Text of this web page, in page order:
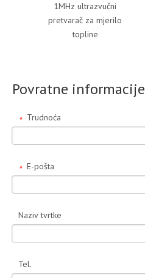
1MHz ultrazvučni
pretvarač za mjerilo
topline
Povratne informacije
* Trudnoća
* E-pošta
Naziv tvrtke
Tel.